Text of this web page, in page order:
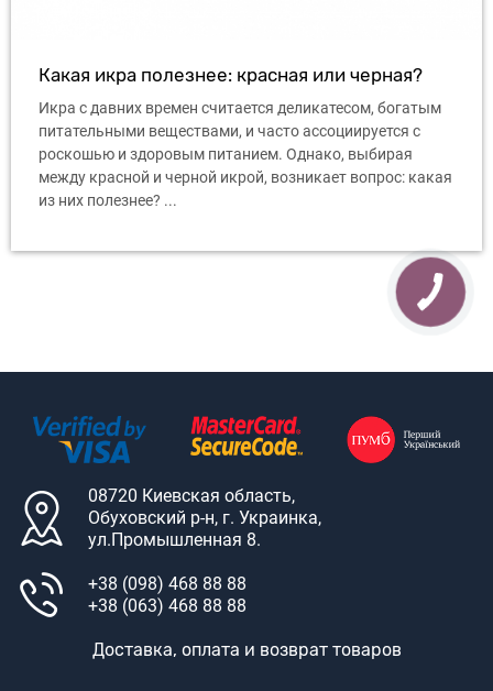
Какая икра полезнее: красная или черная?
Икра с давних времен считается деликатесом, богатым
питательными веществами, и часто ассоциируется с
роскошью и здоровым питанием. Однако, выбирая
между красной и черной икрой, возникает вопрос: какая
из них полезнее? ...
08720 Киевская область,
Обуховский р-н, г. Украинка,
ул.Промышленная 8.
+38 (098) 468 88 88
+38 (063) 468 88 88
Доставка, оплата и возврат товаров